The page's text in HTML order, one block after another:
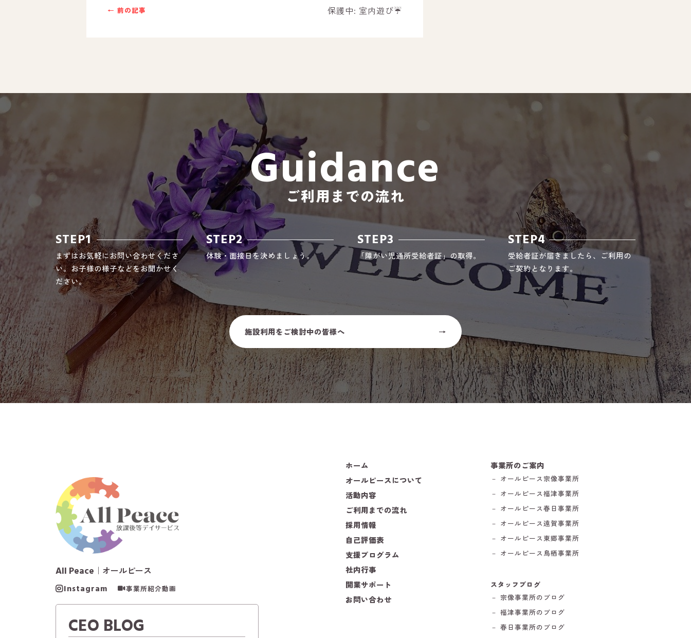
社内行事
－ 春日事業所のブログ
－ 遠賀事業所のブログ
－ 東郷事業所のブログ
－ 鳥栖事業所のブログ
← 前の記事 保護中: 室内遊び☔️
Guidance
ご利用までの流れ
STEP1
まずはお気軽にお問い合わせくださ
い。お子様の様子などをお聞かせく
ださい。
STEP2
体験・面接日を決めましょう。
STEP3
「障がい児通所受給者証」の取得。
STEP4
受給者証が届きましたら、ご利用の
ご契約となります。
施設利用をご検討中の皆様へ
All Peace ｜オールピース
Instagram 事業所紹介動画
CEO BLOG
ホーム
オールピースについて
活動内容
ご利用までの流れ
採用情報
自己評価表
支援プログラム
社内行事
開業サポート
お問い合わせ
事業所のご案内
－ オールピース宗像事業所
－ オールピース福津事業所
－ オールピース春日事業所
－ オールピース遠賀事業所
－ オールピース東郷事業所
－ オールピース鳥栖事業所
スタッフブログ
－ 宗像事業所のブログ
－ 福津事業所のブログ
－ 春日事業所のブログ